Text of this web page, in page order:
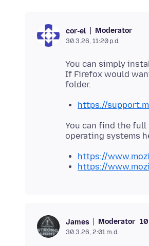
cor-el Moderator
30.3.26, 11:20 p.d.
You can simply
If Firefox would
https://
You can find the full
https://
https://
James Moderator
30.3.26, 2:01 m.d.